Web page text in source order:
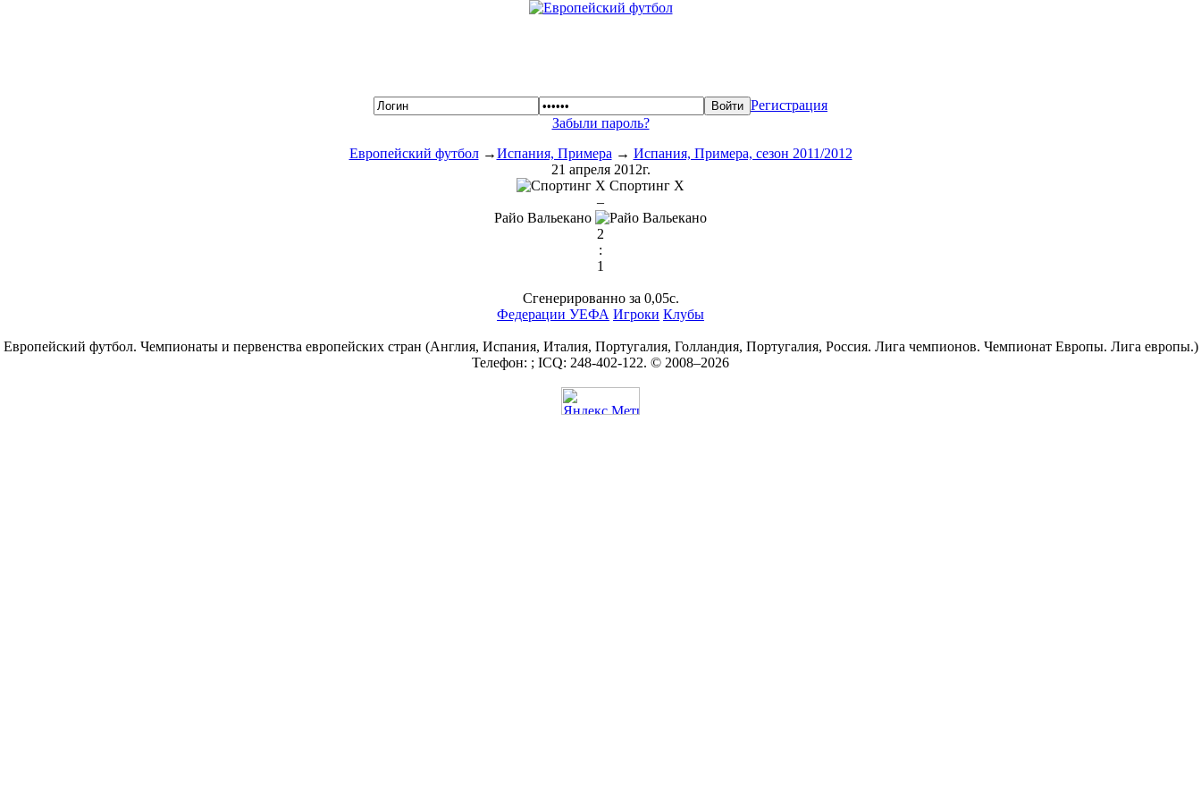
Регистрация
Забыли пароль?
Европейский футбол→Испания, Примера → Испания, Примера, сезон 2011/2012
21 апреля 2012г.
Спортинг Х
–
Райо Вальекано
2
:
1
Сгенерированно за 0,05с.
Федерации УЕФА Игроки Клубы
Европейский футбол. Чемпионаты и первенства европейских стран (Англия, Испания, Италия, Португалия, Голландия, Португалия, Россия. Лига чемпионов. Чемпионат Европы. Лига европы.)
Телефон: ; ICQ: 248-402-122. © 2008–2026